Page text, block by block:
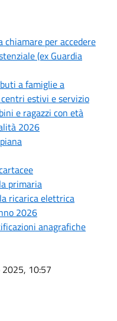
per accedere
(ex Guardia
a famiglie a
estivi e servizio
e ragazzi con età
2026
primaria
ricarica elettrica
2026
anagrafiche
10:57